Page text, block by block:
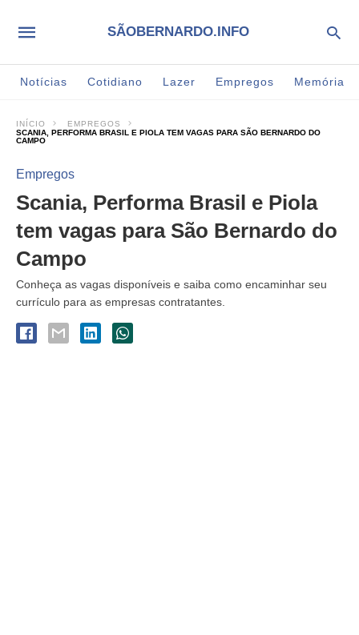
SÃOBERNARDO.INFO
Notícias Cotidiano Lazer Empregos Memória
INÍCIO
EMPREGOS
SCANIA, PERFORMA BRASIL E PIOLA TEM VAGAS PARA SÃO BERNARDO DO
CAMPO
Empregos
Scania, Performa Brasil e Piola
tem vagas para São Bernardo do
Campo
Conheça as vagas disponíveis e saiba como encaminhar seu
currículo para as empresas contratantes.